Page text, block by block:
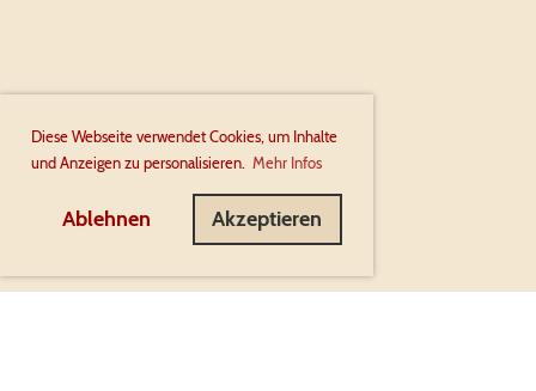
Diese Webseite verwendet Cookies, um Inhalte
und Anzeigen zu personalisieren. Mehr Infos
Ablehnen Akzeptieren